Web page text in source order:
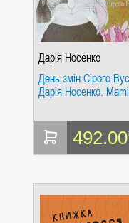
Дарія Носенко
День змін Сірого
Дарія Носенко.
492.00